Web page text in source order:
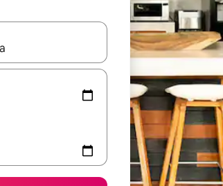
използвайте клавишите със